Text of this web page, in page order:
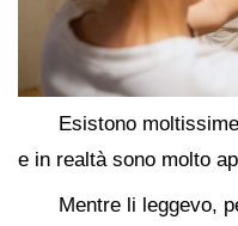
Esistono
e in realtà sono molto
Mentre li leggevo,